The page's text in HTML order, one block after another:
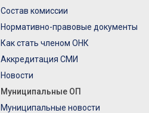
Состав комиссии
Нормативно-правовые документы
Как стать членом ОНК
Аккредитация СМИ
Новости
Муниципальные ОП
Муниципальные новости